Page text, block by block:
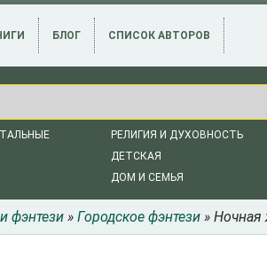
БЛОГ СПИСОК АВТОРОВ
РЕЛИГИЯ И ДУХОВНОСТЬ
ДЕТСКАЯ
ДОМ И СЕМЬЯ
фэнтези » Городское фэнтези »